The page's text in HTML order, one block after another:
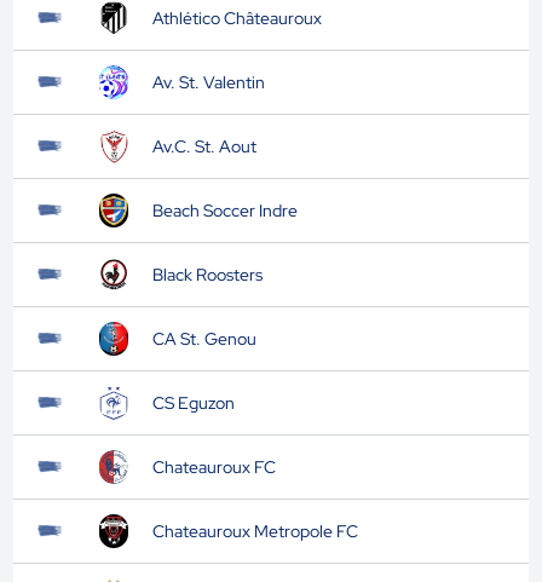
Athlético Châteauroux
Av. St. Valentin
Av.C. St. Aout
Beach Soccer Indre
Black Roosters
CA St. Genou
CS Eguzon
Chateauroux FC
Chateauroux Metropole FC